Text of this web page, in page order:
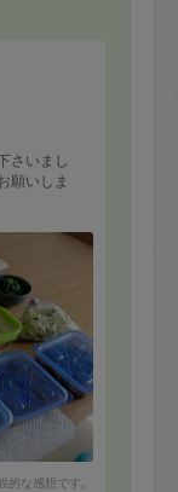
さいまし
願いしま
な感想です。